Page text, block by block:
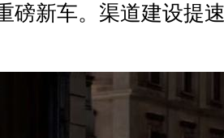
磅新车。渠道建设提